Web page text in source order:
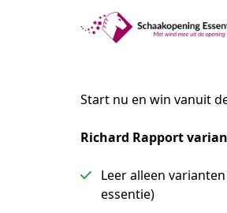
Start nu en win vanuit
Richard Rapport
Leer alleen
essentie)